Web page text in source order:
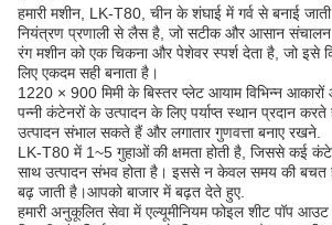
हमारी मशीन, LK-T80, चीन के शंघाई में गर्व से बनाई
नियंत्रण प्रणाली से लैस है, जो सटीक और आसान
रंग मशीन को एक चिकना और पेशेवर स्पर्श देता है, जो इसे
लिए एकदम सही बनाता है।
1220 × 900 मिमी के बिस्तर प्लेट आयाम विभिन्न
पन्नी कंटेनरों के उत्पादन के लिए पर्याप्त स्थान प्रदान करते
उत्पादन संभाल सकते हैं और लगातार गुणवत्ता बनाए रखने.
LK-T80 में 1~5 गुहाओं की क्षमता होती है, जिससे कई
साथ उत्पादन संभव होता है। इससे न केवल समय की बचत
बढ़ जाती है।आपको बाजार में बढ़त देते हुए.
हमारी अनुकूलित सेवा में एल्यूमीनियम फोइल शीट पॉप आउट